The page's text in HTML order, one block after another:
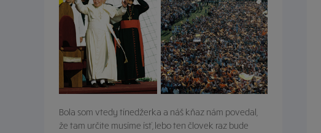
Bola som vtedy tínedžerka a náš kňaz nám povedal,
že tam určite musíme ísť, lebo ten človek raz bude